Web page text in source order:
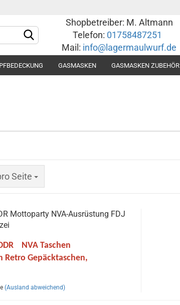
Sprache auswählen
Lieferland
Shopbetreiber: M. Altmann
Telefon: 01758487251
Mail: info@lagermaulwurf.de
GASMASKEN GASMASKEN ZUBEHÖR
Seite
Mottoparty NVA-Ausrüstung FDJ
NVA Taschen
Retro Gepäcktaschen,
(Ausland abweichend)